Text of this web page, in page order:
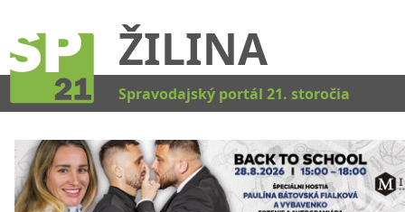
ŽILINA
Spravodajský portál 21. storočia